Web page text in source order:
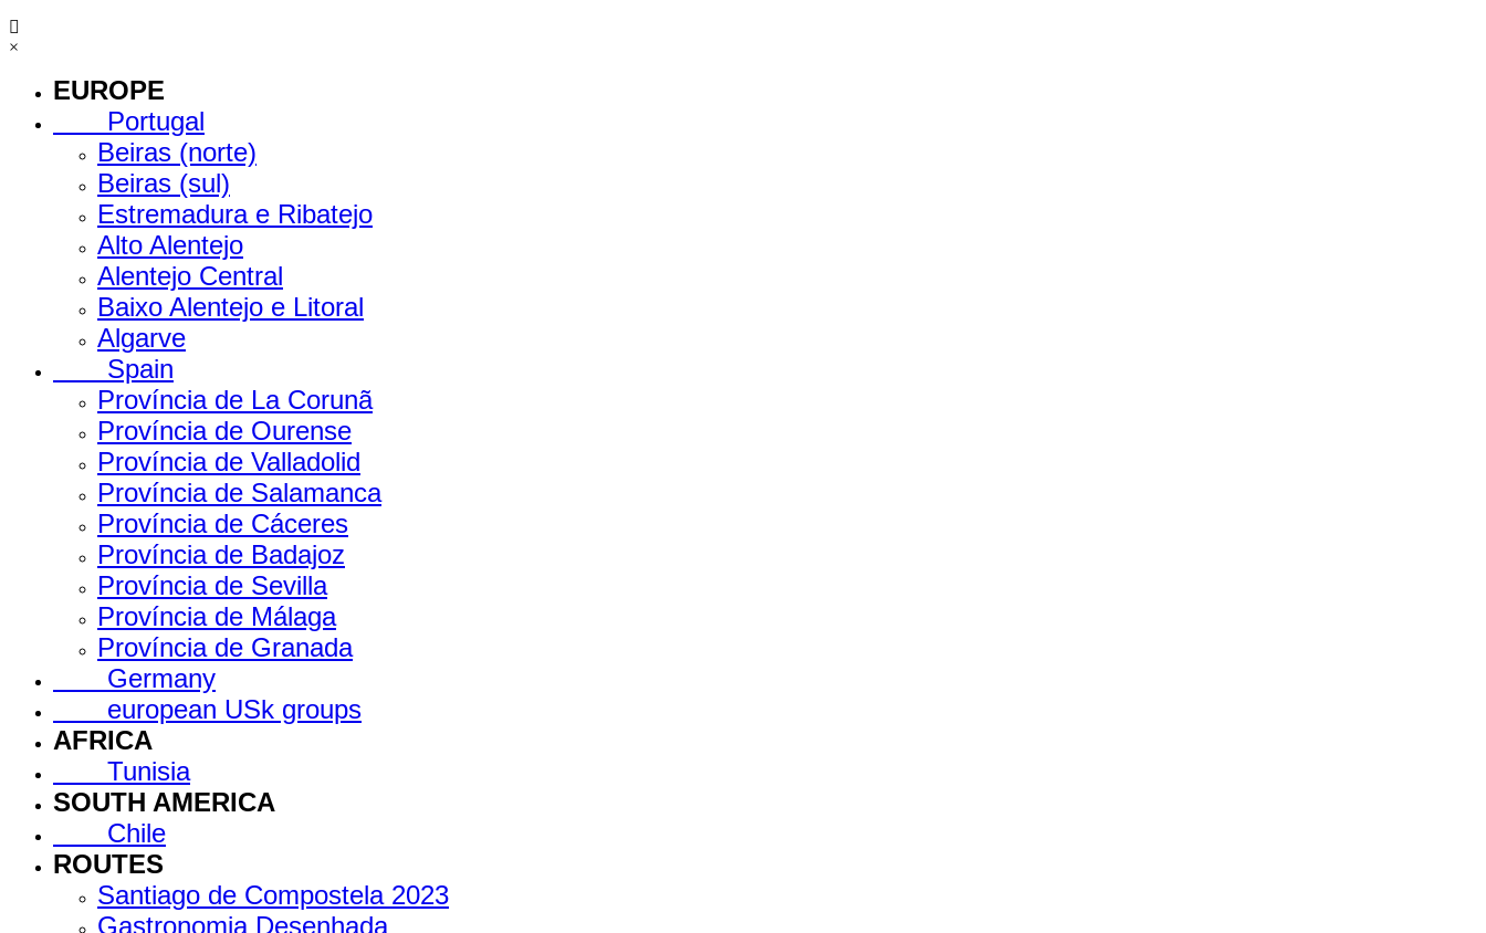
×
EUROPE
Portugal
Beiras (norte)
Beiras (sul)
Estremadura e Ribatejo
Alto Alentejo
Alentejo Central
Baixo Alentejo e Litoral
Algarve
Spain
Província de La Corunã
Província de Ourense
Província de Valladolid
Província de Salamanca
Província de Cáceres
Província de Badajoz
Província de Sevilla
Província de Málaga
Província de Granada
Germany
european USk groups
AFRICA
Tunisia
SOUTH AMERICA
Chile
ROUTES
Santiago de Compostela 2023
Gastronomia Desenhada